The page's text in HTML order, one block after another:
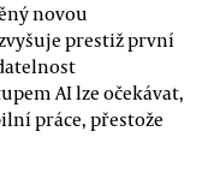
novou
prestiž první
AI lze očekávat,
práce, přestože